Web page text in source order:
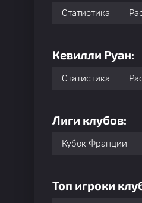
Статистика
Кевилли Руан:
Статистика
Лиги клубов:
Кубок Франции
Топ игроки